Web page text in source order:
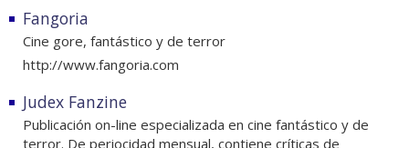
Fangoria
Cine gore, fantástico y de terror
http://www.fangoria.com
Judex Fanzine
Publicación on-line especializada en cine fantástico y de
terror. De periocidad mensual, contiene críticas de